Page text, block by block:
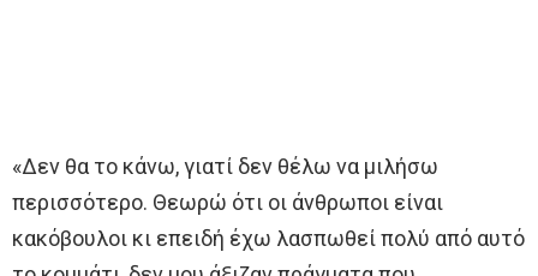
«Δεν θα το κάνω, γιατί δεν θέλω να μιλήσω
περισσότερο. Θεωρώ ότι οι άνθρωποι είναι
κακόβουλοι κι επειδή έχω λασπωθεί πολύ από αυτό